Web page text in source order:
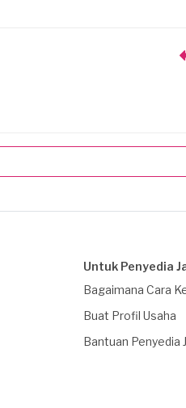
Untuk Penyedia
Bagaimana Cara
Buat Profil Usaha
Bantuan Penyedia